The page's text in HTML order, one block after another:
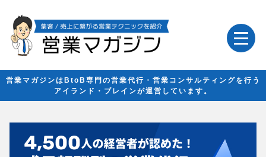
営業マガジンはBtoB専門の営業代行・営業コンサルティングを行う
アイランド・ブレインが運営しています。